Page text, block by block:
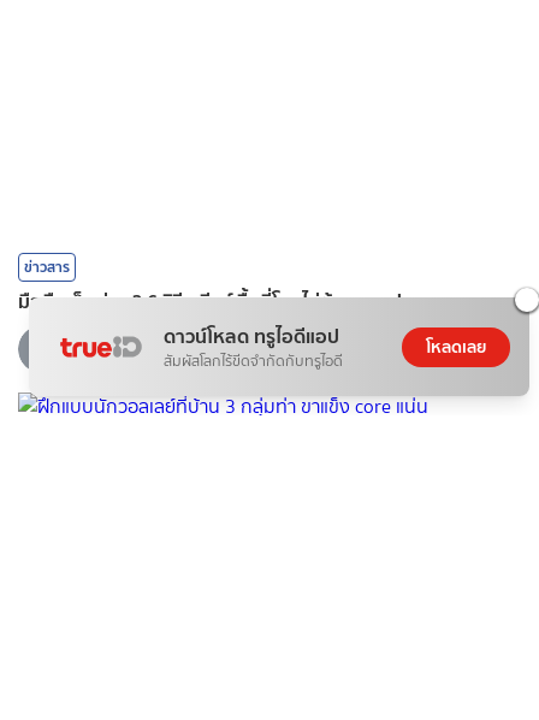
ข่าวสาร
มือถือเต็มบ่อย? 6 วิธีเคลียร์พื้นที่โดยไม่ต้องลบรูป
07 ส.ค. 2026ดาวน์โหลด ทรูไอดีแอป
สัมผัสโลกไร้ขีดจำกัดกับทรูไอดี
โหลดเลย